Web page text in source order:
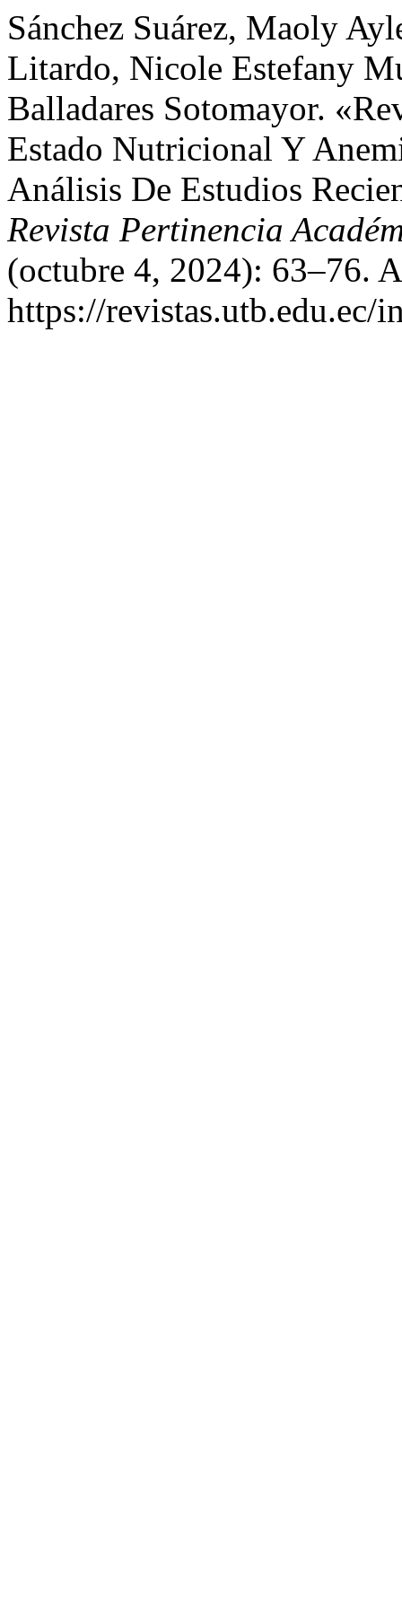
Sánchez Suárez, Maoly
Litardo, Nicole Estefany
Balladares Sotomayor.
Estado Nutricional Y
Análisis De Estudios
Revista Pertinencia
(octubre 4, 2024): 63–76.
https://revistas.utb.edu.ec/